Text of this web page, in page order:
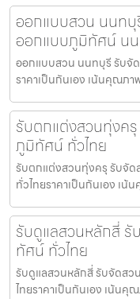
ออกแบบสวน นนท
ออกแบบภูมิทัศน์ น
ออกแบบสวน นนทบุรี รับ
ราคาเป็นกันเอง เน้นคุณภ
รับตกแต่งสวนทุ่งค
ภูมิทัศน์ ทั่วไทย
รับตกแต่งสวนทุ่งครุ รับจั
ทั่วไทยราคาเป็นกันเอง เ
รับดูแลสวนหลักสี่
ทัศน์ ทั่วไทย
รับดูแลสวนหลักสี่ รับจัดส
ไทยราคาเป็นกันเอง เน้น